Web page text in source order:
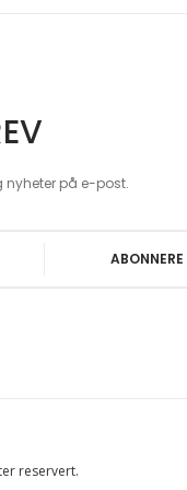
på e-post.
ABONNERE
reservert.